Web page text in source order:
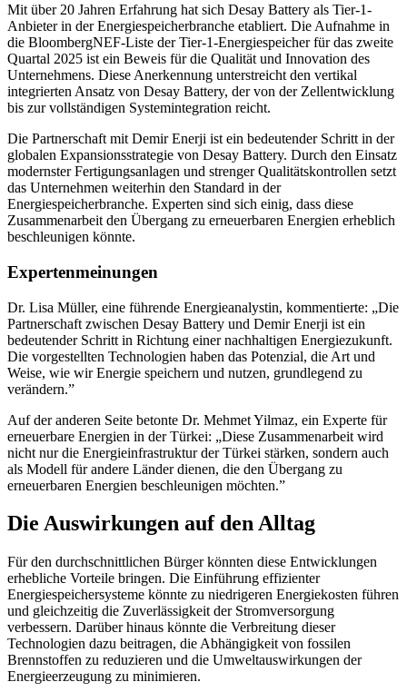
Mit über 20 Jahren Erfahrung hat sich Desay Battery als Tier-1-
Anbieter in der Energiespeicherbranche etabliert. Die Aufnahme in
die BloombergNEF-Liste der Tier-1-Energiespeicher für das zweite
Quartal 2025 ist ein Beweis für die Qualität und Innovation des
Unternehmens. Diese Anerkennung unterstreicht den vertikal
integrierten Ansatz von Desay Battery, der von der Zellentwicklung
bis zur vollständigen Systemintegration reicht.
Die Partnerschaft mit Demir Enerji ist ein bedeutender Schritt in der
globalen Expansionsstrategie von Desay Battery. Durch den Einsatz
modernster Fertigungsanlagen und strenger Qualitätskontrollen setzt
das Unternehmen weiterhin den Standard in der
Energiespeicherbranche. Experten sind sich einig, dass diese
Zusammenarbeit den Übergang zu erneuerbaren Energien erheblich
beschleunigen könnte.
Expertenmeinungen
Dr. Lisa Müller, eine führende Energieanalystin, kommentierte: „Die
Partnerschaft zwischen Desay Battery und Demir Enerji ist ein
bedeutender Schritt in Richtung einer nachhaltigen Energiezukunft.
Die vorgestellten Technologien haben das Potenzial, die Art und
Weise, wie wir Energie speichern und nutzen, grundlegend zu
verändern.”
Auf der anderen Seite betonte Dr. Mehmet Yilmaz, ein Experte für
erneuerbare Energien in der Türkei: „Diese Zusammenarbeit wird
nicht nur die Energieinfrastruktur der Türkei stärken, sondern auch
als Modell für andere Länder dienen, die den Übergang zu
erneuerbaren Energien beschleunigen möchten.”
Die Auswirkungen auf den Alltag
Für den durchschnittlichen Bürger könnten diese Entwicklungen
erhebliche Vorteile bringen. Die Einführung effizienter
Energiespeichersysteme könnte zu niedrigeren Energiekosten führen
und gleichzeitig die Zuverlässigkeit der Stromversorgung
verbessern. Darüber hinaus könnte die Verbreitung dieser
Technologien dazu beitragen, die Abhängigkeit von fossilen
Brennstoffen zu reduzieren und die Umweltauswirkungen der
Energieerzeugung zu minimieren.